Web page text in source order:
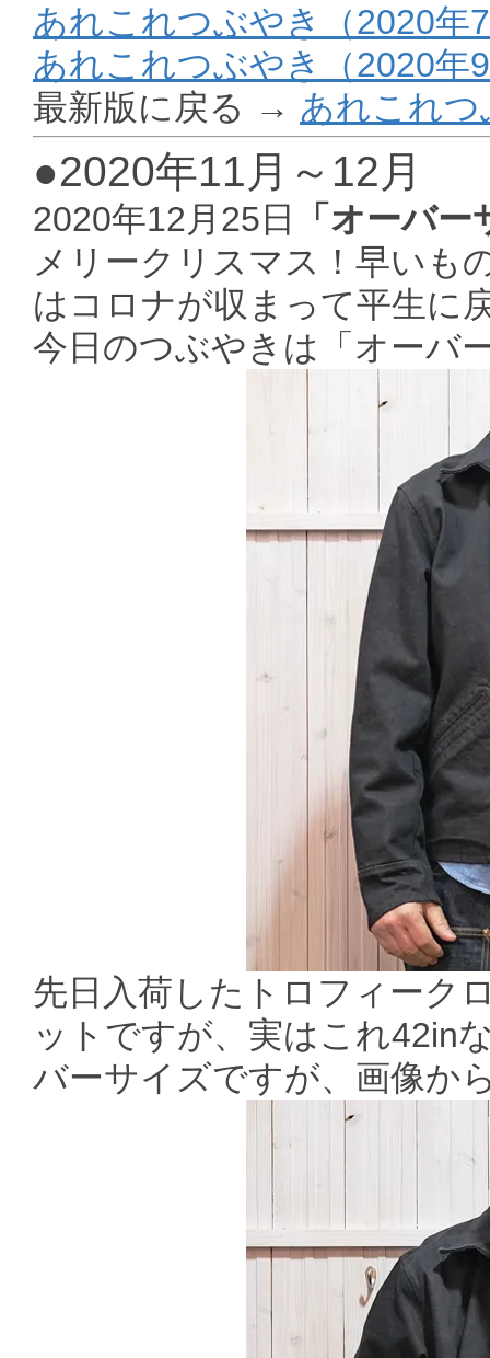
あれこれつぶやき（2020年
あれこれつぶやき（2020年
最新版に戻る → あれこれ
●2020年11月～12月
2020年12月25日
「オーバ
メリークリスマス！早いも
はコロナが収まって平生に
今日のつぶやきは「オーバ
先日入荷したトロフィーク
ットですが、実はこれ42in
バーサイズですが、画像か